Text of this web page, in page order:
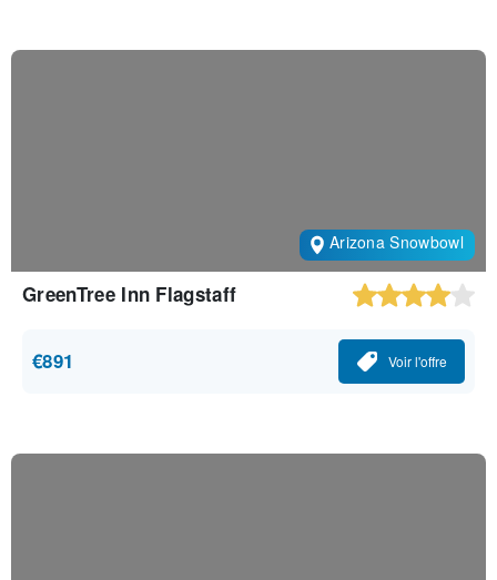
Arizona Snowbowl
GreenTree Inn Flagstaff
€891 Voir l'offre